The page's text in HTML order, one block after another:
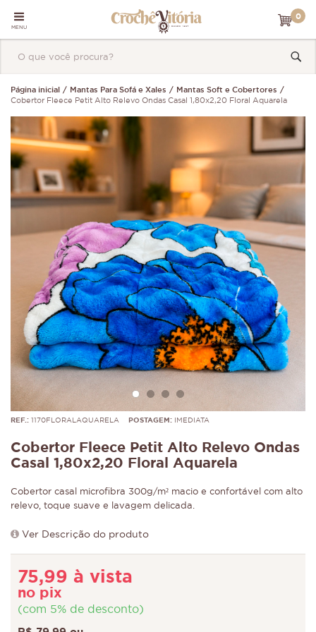
MENU
0
Página inicial Mantas Para Sofá e Xales
Mantas Soft e Cobertores
Cobertor Fleece Petit Alto Relevo Ondas Casal 1,80x2,20 Floral Aquarela
REF.: 1170FLORALAQUARELA POSTAGEM: IMEDIATA
Cobertor Fleece Petit Alto Relevo Ondas
Casal 1,80x2,20 Floral Aquarela
Cobertor casal microfibra 300g/m² macio e confortável com alto
relevo, toque suave e lavagem delicada.
Ver Descrição do produto
75,99 à vista
no pix
(com 5% de desconto)